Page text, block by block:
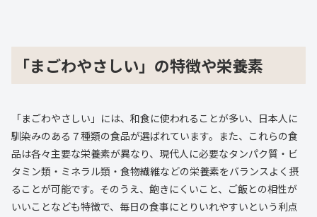
「まごわやさしい」の特徴や栄養素
「まごわやさしい」には、和食に使われることが多い、日本人に
馴染みのある７種類の食品が選ばれています。また、これらの食
品は各々主要な栄養素が異なり、現代人に必要なタンパク質・ビ
タミン類・ミネラル類・食物繊維などの栄養素をバランスよく摂
ることが可能です。そのうえ、飽きにくいこと、ご飯との相性が
いいことなども特徴で、毎日の食事にとりいれやすいという利点